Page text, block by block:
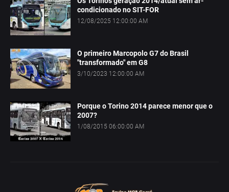
condicionado no SIT-FOR
12/08/2025 12:00:00 AM
O primeiro Marcopolo G7 do Brasil
"transformado" em G8
3/10/2023 12:00:00 AM
Porque o Torino 2014 parece menor que o
2007?
1/08/2015 06:00:00 AM